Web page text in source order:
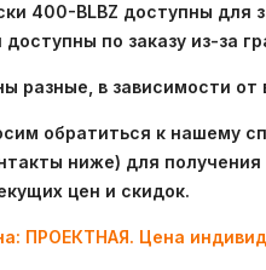
400-BLBZ доступны для
доступны по заказу из-за
разные, в зависимости от
обратиться к нашему
ниже) для
цен и скидок.
ПРОЕКТНАЯ. Цена